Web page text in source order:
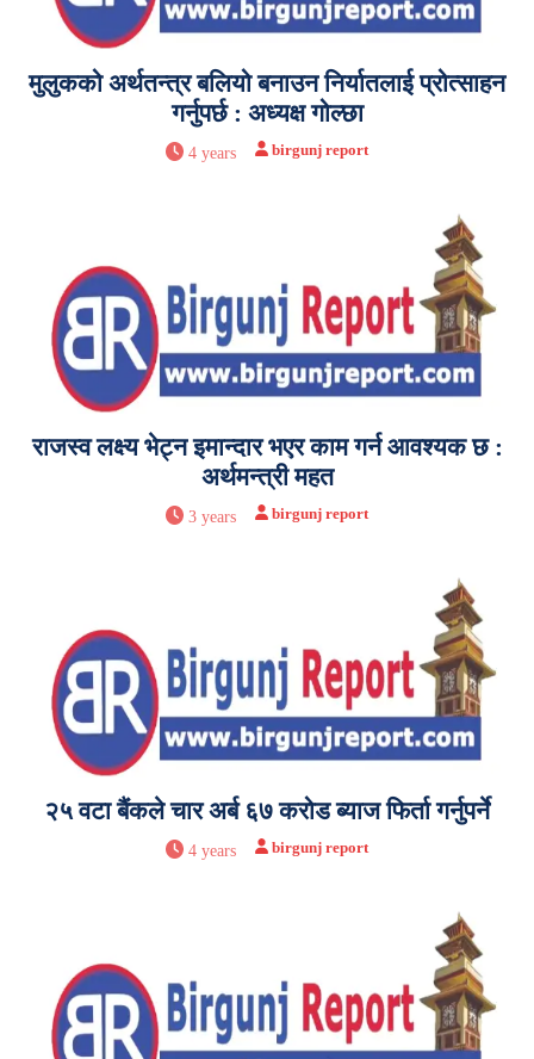
मुलुकको अर्थतन्त्र बलियो बनाउन निर्यातलाई प्रोत्साहन
गर्नुपर्छ : अध्यक्ष गोल्छा
4 years birgunj report
राजस्व लक्ष्य भेट्न इमान्दार भएर काम गर्न आवश्यक छ :
अर्थमन्त्री महत
3 years birgunj report
२५ वटा बैंकले चार अर्ब ६७ करोड ब्याज फिर्ता गर्नुपर्ने
4 years birgunj report